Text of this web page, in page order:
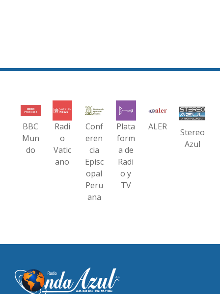
BBC
Mun
do
Radi
o
Vatic
ano
Conf
eren
cia
Episc
opal
Peru
ana
Plata
form
a de
Radi
o y
TV
ALER
Stereo
Azul